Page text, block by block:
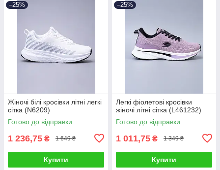
–25%
Жіночі білі кросівки літні легкі
сітка (N6209)
Готово до відправки
1 236,75 ₴ 1 649 ₴
Купити
–25%
Легкі фіолетові кросівки
жіночі літні сітка (L461232)
Готово до відправки
1 011,75 ₴ 1 349 ₴
Купити